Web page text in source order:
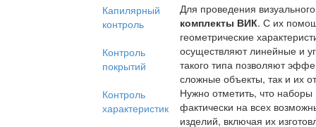
Капилярный
контроль
Контроль
покрытий
Контроль
характеристик
Для проведения
комплекты ВИК. С их
геометрические
осуществляют линейные и
такого типа позволяют
сложные объекты, так и их
Нужно отметить, что
фактически на всех
изделий, включая их